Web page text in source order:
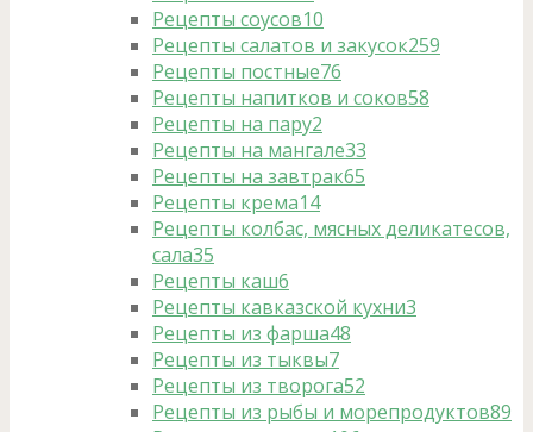
Рецепты соусов10
Рецепты салатов и закусок259
Рецепты постные76
Рецепты напитков и соков58
Рецепты на пару2
Рецепты на мангале33
Рецепты на завтрак65
Рецепты крема14
Рецепты колбас, мясных деликатесов,
сала35
Рецепты каш6
Рецепты кавказской кухни3
Рецепты из фарша48
Рецепты из тыквы7
Рецепты из творога52
Рецепты из рыбы и морепродуктов89